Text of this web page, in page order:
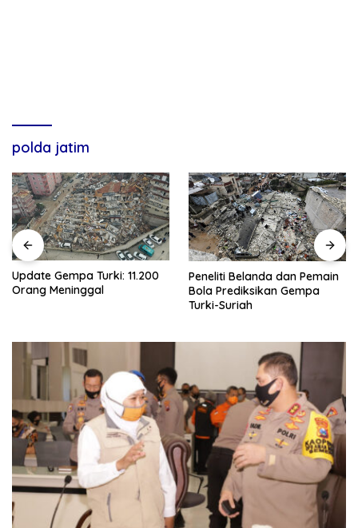
polda jatim
Update Gempa Turki: 11.200
Orang Meninggal
Peneliti Belanda dan Pemain
Bola Prediksikan Gempa
Turki-Suriah